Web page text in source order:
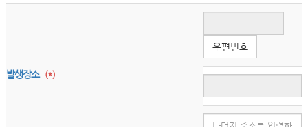
발생장소 (*)
우편번호